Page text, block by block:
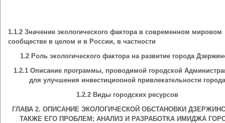
1.1.2 Значение экологического фактора в современном мировом
сообществе в целом и в России, в частности
1.2 Роль экологического фактора на развитие города
1.2.1 Описание программы, проводимой городской
для улучшения инвестициооной привлекательности города
1.2.2 Виды городских ресурсов
ГЛАВА 2. ОПИСАНИЕ ЭКОЛОГИЧЕСКОЙ ОБСТАНОВКИ
ТАКЖЕ ЕГО ПРОБЛЕМ; АНАЛИЗ И РАЗРАБОТКА ИМИДЖА